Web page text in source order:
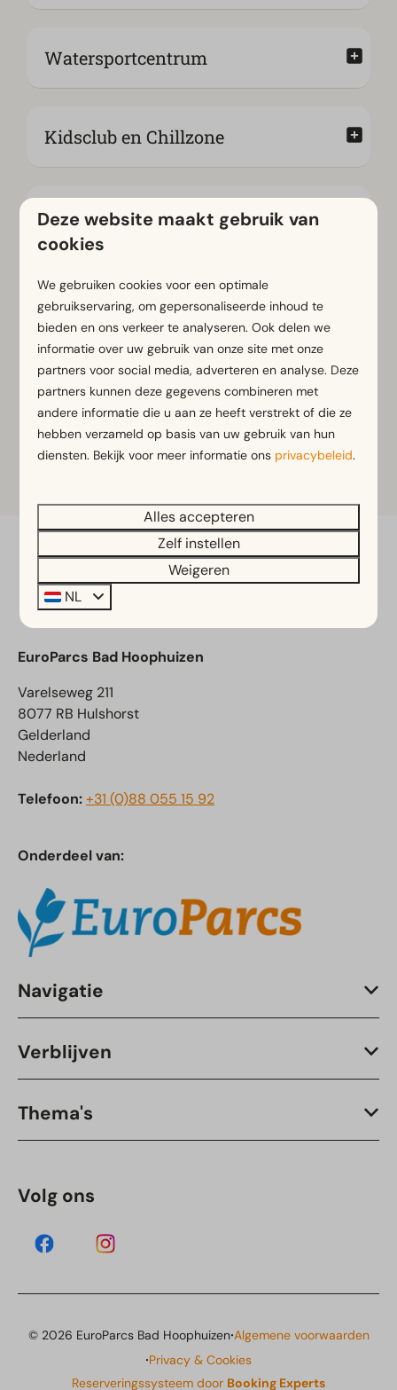
Watersportcentrum
Kidsclub en Chillzone
Restaurant
Binnenzwembad & Wellness
Minimarkt
Snackbar
Veilig betalen
EuroParcs Bad Hoophuizen
Varelseweg 211
8077 RB Hulshorst
Gelderland
Nederland
Telefoon:+31 (0)88 055 15 92
Onderdeel van:
Navigatie
Verblijven
Thema's
Volg ons
© 2026 EuroParcs Bad Hoophuizen·Algemene voorwaarden
·Privacy & Cookies
Reserveringssysteem door Booking Experts
Deze website maakt gebruik van
cookies
We gebruiken cookies voor een optimale
gebruikservaring, om gepersonaliseerde inhoud te
bieden en ons verkeer te analyseren. Ook delen we
informatie over uw gebruik van onze site met onze
partners voor social media, adverteren en analyse. Deze
partners kunnen deze gegevens combineren met
andere informatie die u aan ze heeft verstrekt of die ze
hebben verzameld op basis van uw gebruik van hun
diensten. Bekijk voor meer informatie ons privacybeleid.
Alles accepteren
Zelf instellen
Weigeren
NL